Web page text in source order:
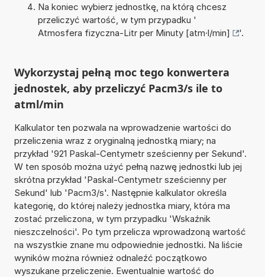
Na koniec wybierz jednostkę, na którą chcesz
przeliczyć wartość, w tym przypadku '
Atmosfera fizyczna-Litr per Minuty [atm·l/min]
'.
Wykorzystaj pełną moc tego konwertera
jednostek, aby przeliczyć Pacm3/s ile to
atml/min
Kalkulator ten pozwala na wprowadzenie wartości do
przeliczenia wraz z oryginalną jednostką miary; na
przykład '921 Paskal-Centymetr sześcienny per Sekund'.
W ten sposób można użyć pełną nazwę jednostki lub jej
skrótna przykład 'Paskal-Centymetr sześcienny per
Sekund' lub 'Pacm3/s'. Następnie kalkulator określa
kategorię, do której należy jednostka miary, która ma
zostać przeliczona, w tym przypadku 'Wskaźnik
nieszczelności'. Po tym przelicza wprowadzoną wartość
na wszystkie znane mu odpowiednie jednostki. Na liście
wyników można również odnaleźć początkowo
wyszukane przeliczenie. Ewentualnie wartość do